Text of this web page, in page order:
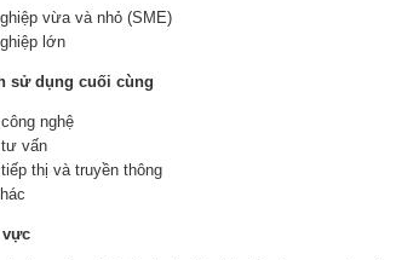
vừa và nhỏ (SME)
lớn
sử dụng cuối cùng
nghệ
vấn
thị và truyền thông
vực